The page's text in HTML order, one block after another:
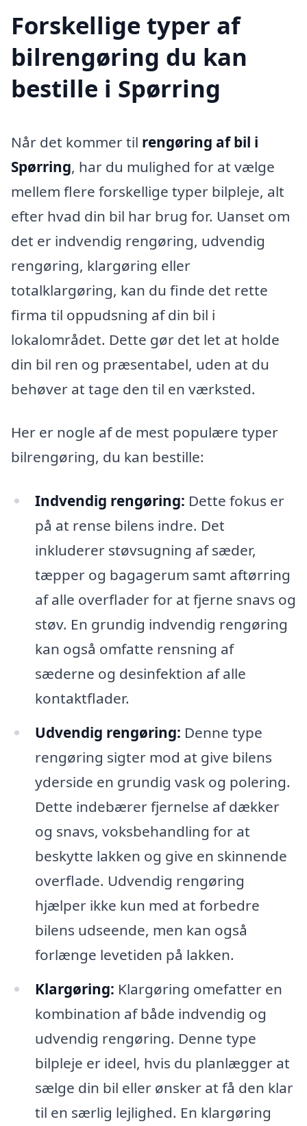
Forskellige typer af
bilrengøring du kan
bestille i Spørring
Når det kommer til rengøring af bil i
Spørring, har du mulighed for at vælge
mellem flere forskellige typer bilpleje, alt
efter hvad din bil har brug for. Uanset om
det er indvendig rengøring, udvendig
rengøring, klargøring eller
totalklargøring, kan du finde det rette
firma til oppudsning af din bil i
lokalområdet. Dette gør det let at holde
din bil ren og præsentabel, uden at du
behøver at tage den til en værksted.
Her er nogle af de mest populære typer
bilrengøring, du kan bestille:
Indvendig rengøring: Dette fokus er
på at rense bilens indre. Det
inkluderer støvsugning af sæder,
tæpper og bagagerum samt aftørring
af alle overflader for at fjerne snavs og
støv. En grundig indvendig rengøring
kan også omfatte rensning af
sæderne og desinfektion af alle
kontaktflader.
Udvendig rengøring: Denne type
rengøring sigter mod at give bilens
yderside en grundig vask og polering.
Dette indebærer fjernelse af dækker
og snavs, voksbehandling for at
beskytte lakken og give en skinnende
overflade. Udvendig rengøring
hjælper ikke kun med at forbedre
bilens udseende, men kan også
forlænge levetiden på lakken.
Klargøring: Klargøring omefatter en
kombination af både indvendig og
udvendig rengøring. Denne type
bilpleje er ideel, hvis du planlægger at
sælge din bil eller ønsker at få den klar
til en særlig lejlighed. En klargøring